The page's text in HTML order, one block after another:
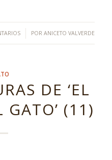
POR ANICETO VALVERDE
DE ‘EL
GATO’ (11)